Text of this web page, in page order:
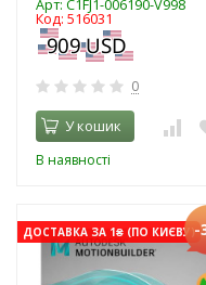
Арт: C1FJ1-006190-V998
Код: 516031
0
У кошик
В наявності
ДОСТАВКА ЗА 1₴ (ПО КИЄВУ)-